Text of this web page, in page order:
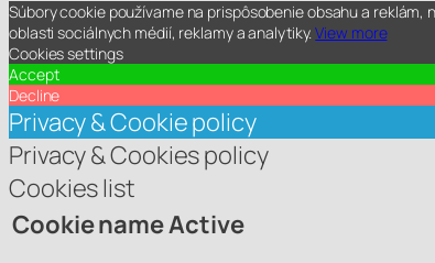
Súbory cookie používame na prispôsobenie obsahu a
oblasti sociálnych médií, reklamy a analytiky.View more
Cookies settings
Accept
Decline
Privacy & Cookie policy
Privacy & Cookies policy
Cookies list
Cookie nameActive